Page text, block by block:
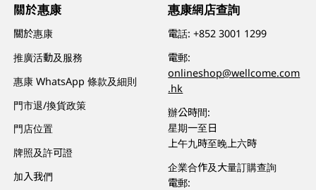
關於惠康
關於惠康
推廣活動及服務
惠康 WhatsApp 條款及細則
門市退/換貨政策
門店位置
牌照及許可證
加入我們
惠康網店查詢
電話:+852 3001 1299
電郵:
onlineshop@wellcome.com
.hk
辦公時間:
星期一至日
上午九時至晚上六時
企業合作及大量訂購查詢
電郵: